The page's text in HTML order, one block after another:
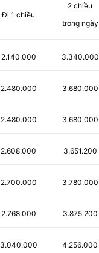
Đi 1 chiều
2 chiều
trong ngày
2.140.000 3.340.000
2.480.000 3.680.000
2.480.000 3.680.000
2.608.000 3.651.200
2.700.000 3.780.000
2.768.000 3.875.200
3.040.000 4.256.000